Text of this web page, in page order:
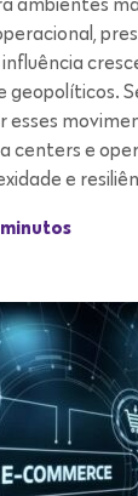
ambientes
geopolíticos.
esses
centers e
e